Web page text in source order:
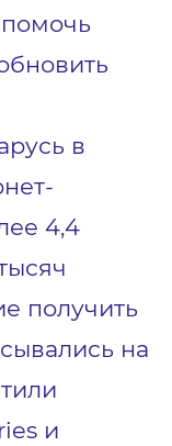
в
4,4
получить
на
и